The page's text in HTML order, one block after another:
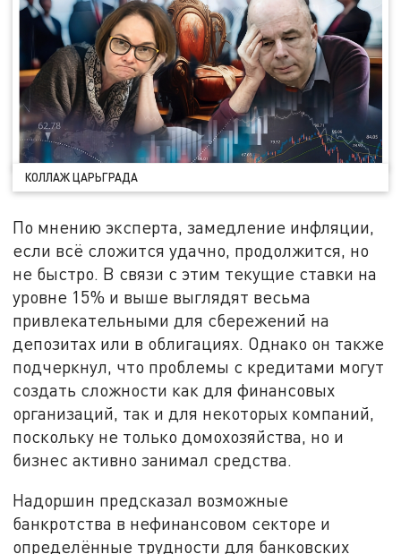
КОЛЛАЖ ЦАРЬГРАДА
По мнению эксперта, замедление инфляции,
если всё сложится удачно, продолжится, но
не быстро. В связи с этим текущие ставки на
уровне 15% и выше выглядят весьма
привлекательными для сбережений на
депозитах или в облигациях. Однако он также
подчеркнул, что проблемы с кредитами могут
создать сложности как для финансовых
организаций, так и для некоторых компаний,
поскольку не только домохозяйства, но и
бизнес активно занимал средства.
Надоршин предсказал возможные
банкротства в нефинансовом секторе и
определённые трудности для банковских